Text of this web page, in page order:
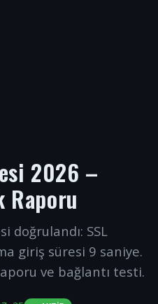
2026 –
Raporu
doğrulandı: SSL
giriş süresi 9 saniye.
ve bağlantı testi.